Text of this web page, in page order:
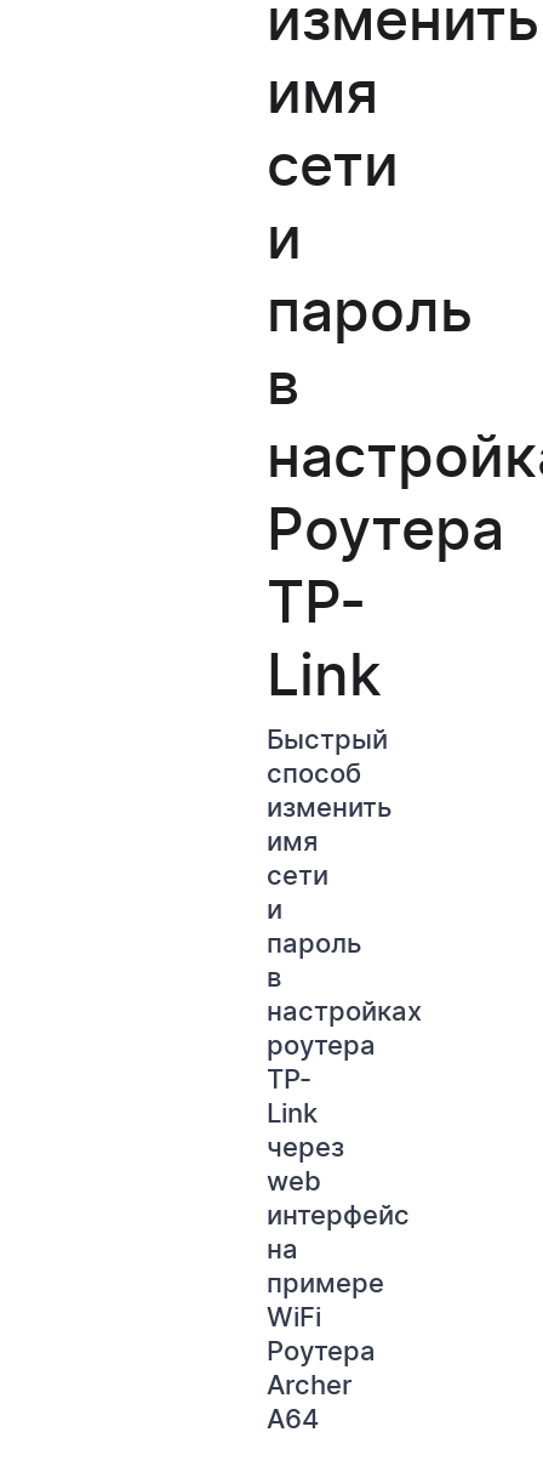
изменить
имя
сети
и
пароль
в
Роутера
TP-
Link
Быстрый
способ
изменить
имя
сети
и
пароль
в
настройках
роутера
TP-
Link
через
web
интерфейс
на
примере
WiFi
Роутера
Archer
A64
WESTELECOM
Онлайн-підтримка